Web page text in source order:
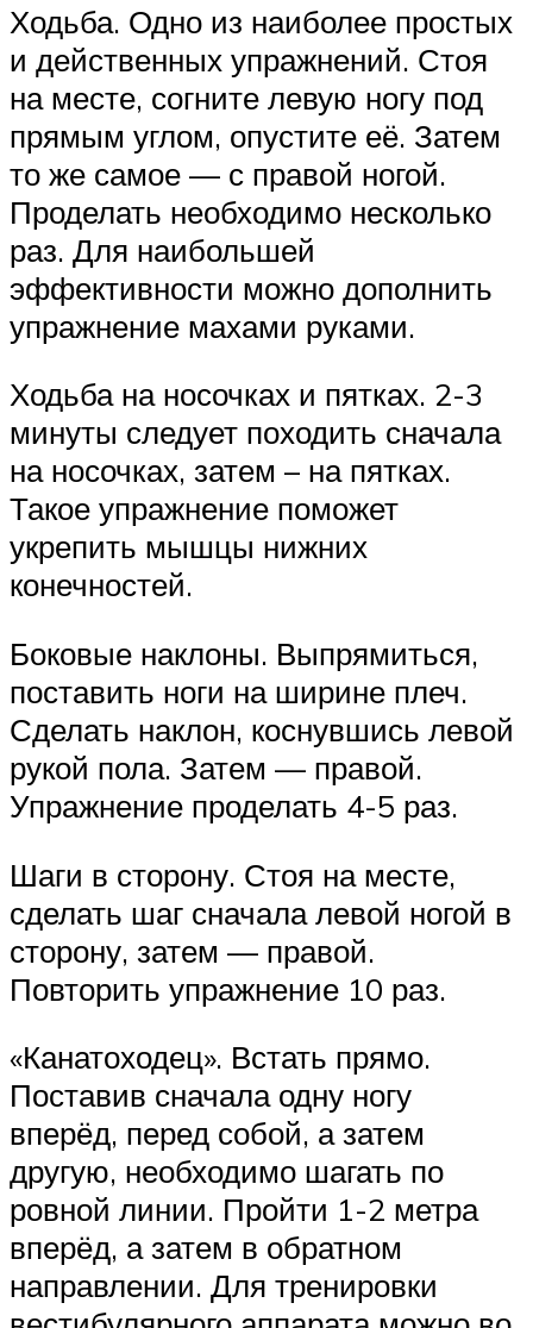
Ходьба. Одно из наиболее простых
и действенных упражнений. Стоя
на месте, согните левую ногу под
прямым углом, опустите её. Затем
то же самое — с правой ногой.
Проделать необходимо несколько
раз. Для наибольшей
эффективности можно дополнить
упражнение махами руками.
Ходьба на носочках и пятках. 2-3
минуты следует походить сначала
на носочках, затем – на пятках.
Такое упражнение поможет
укрепить мышцы нижних
конечностей.
Боковые наклоны. Выпрямиться,
поставить ноги на ширине плеч.
Сделать наклон, коснувшись левой
рукой пола. Затем — правой.
Упражнение проделать 4-5 раз.
Шаги в сторону. Стоя на месте,
сделать шаг сначала левой ногой в
сторону, затем — правой.
Повторить упражнение 10 раз.
«Канатоходец». Встать прямо.
Поставив сначала одну ногу
вперёд, перед собой, а затем
другую, необходимо шагать по
ровной линии. Пройти 1-2 метра
вперёд, а затем в обратном
направлении. Для тренировки